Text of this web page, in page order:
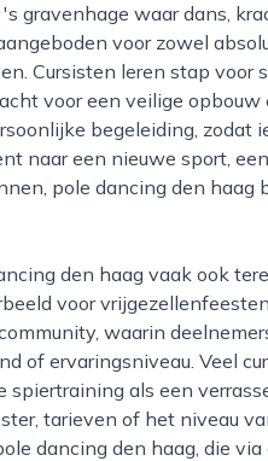
voor zowel
Cursisten leren stap voor
voor een veilige opbouw
begeleiding, zodat
naar een nieuwe sport,
pole dancing den haag
voor
waarin
of ervaringsniveau. Veel
als een
tarieven of het niveau
dancing den haag, die